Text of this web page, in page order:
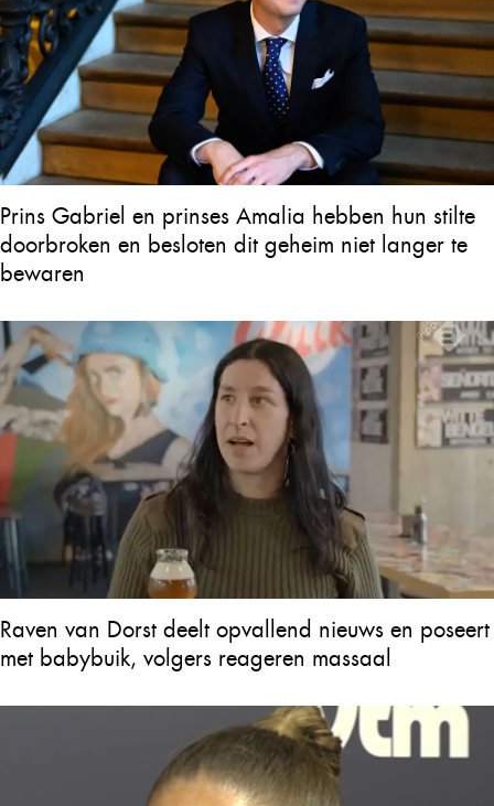
Prins Gabriel en prinses Amalia hebben hun stilte
doorbroken en besloten dit geheim niet langer te
bewaren
Raven van Dorst deelt opvallend nieuws en poseert
met babybuik, volgers reageren massaal